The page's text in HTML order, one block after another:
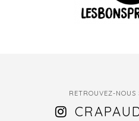
RETROUVEZ-NOUS